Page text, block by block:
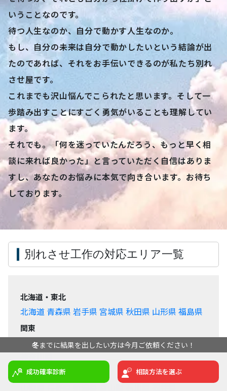
いうことなのです。
待つ人生なのか、自分で動かす人生なのか。
もし、自分の未来は自分で動かしたいという結論が出
たのであれば、それをお手伝いできるのが私たち別れ
させ屋です。
これまでも沢山悩んでこられたと思います。そして一
歩踏み出すことにすごく勇気がいることも理解してい
ます。
それでも。「何を迷っていたんだろう、もっと早く相
談に来れば良かった」と言っていただく自信はありま
すし、あなたのお悩みに本気で向き合います。お待ち
しております。
別れさせ工作の対応エリア一覧
北海道・東北
北海道 青森県 岩手県 宮城県 秋田県 山形県 福島県
関東
茨城県栃木県 群馬県埼玉県千葉県 東京都
神奈川県
北陸・甲信越
先月は 238 名の方にご相談いただきました
冬までに結果を出したい方は今月ご依頼ください！
成功確率診断 相談方法を選ぶ